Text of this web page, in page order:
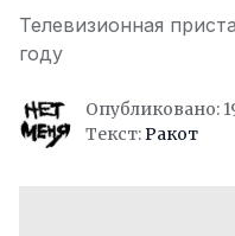
Телевизионная
году
Опубликовано:
Текст:Ракот